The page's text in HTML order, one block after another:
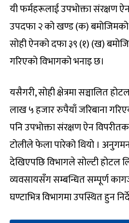
यी फर्महरूलाई उपभोक्ता संरक्षण
उपदफा २ को खण्ड (क)
सोही ऐनको दफा ३९ (१) (ख)
गरिएको विभागको भनाइ छ।
यसैगरी, सोही क्षेत्रमा सञ्चालित
लाख ५ हजार रुपैयाँ जरिबाना
पनि उपभोक्ता संरक्षण ऐन
टोलीले फेला पारेको थियो ।
देखिएपछि विभागले सोल्टी होटल
व्यवसायसँग सम्बन्धित सम्पूर्ण
घण्टाभित्र विभागमा उपस्थित हुन